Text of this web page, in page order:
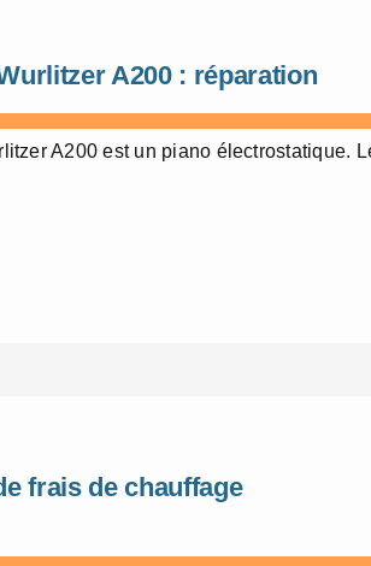
A200 : réparation
A200 est un piano électrostatique.
frais de chauffage